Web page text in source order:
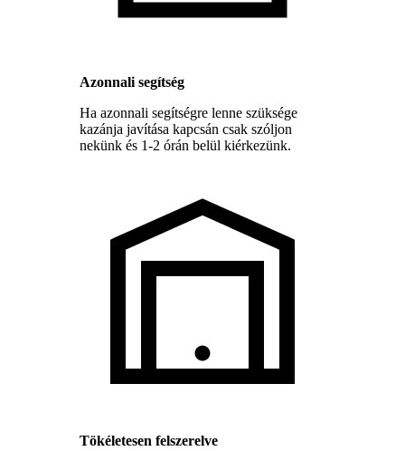
Azonnali segítség
Ha azonnali segítségre lenne szüksége
kazánja javítása kapcsán csak szóljon
nekünk és 1-2 órán belül kiérkezünk.
Tökéletesen felszerelve